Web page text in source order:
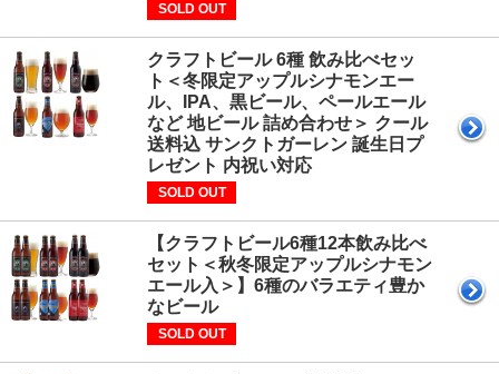
SOLD OUT
クラフトビール 6種 飲み比べセッ
ト＜冬限定アップルシナモンエー
ル、IPA、黒ビール、ペールエール
など 地ビール 詰め合わせ＞ クール
送料込 サンクトガーレン 誕生日プ
レゼント 内祝い対応
SOLD OUT
【クラフトビール6種12本飲み比べ
セット＜秋冬限定アップルシナモン
エール入＞】6種のバラエティ豊か
なビール
SOLD OUT